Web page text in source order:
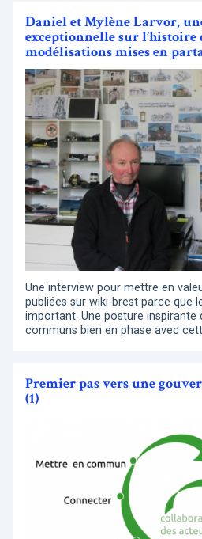
Daniel et Mylène Larvor,
exceptionnelle sur l’histoire
modélisations mises en
Une interview pour mettre en
publiées sur wiki-brest parce que
important. Une posture inspirante
communs bien en phase avec
Premier pas vers une
(1)